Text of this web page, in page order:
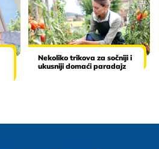
Nekoliko trikova za sočniji i
ukusniji domaći paradajz